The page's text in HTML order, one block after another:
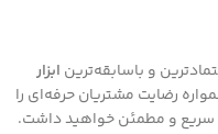
و باسابقه‌ترین ابزار
رضایت مشتریان حرفه‌ای را
سریع و مطمئن خواهید داشت.